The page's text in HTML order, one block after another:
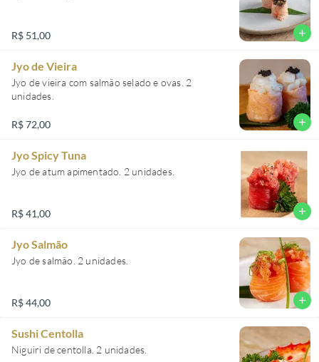
R$ 51,00 add
Jyo de Vieira
Jyo de vieira com salmão selado e ovas. 2
unidades.
R$ 72,00 add
Jyo Spicy Tuna
Jyo de atum apimentado. 2 unidades.
R$ 41,00 add
Jyo Salmão
Jyo de salmão. 2 unidades.
R$ 44,00 add
Sushi Centolla
Niguiri de centolla. 2 unidades.